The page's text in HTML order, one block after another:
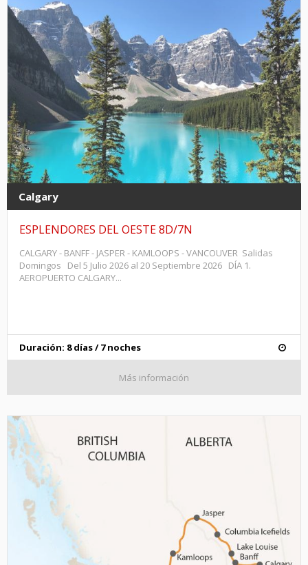
Calgary
ESPLENDORES DEL OESTE 8D/7N
CALGARY - BANFF - JASPER - KAMLOOPS - VANCOUVER Salidas
Domingos Del 5 Julio 2026 al 20 Septiembre 2026 DÍA 1.
AEROPUERTO CALGARY...
Duración: 8 días / 7 noches
Más información